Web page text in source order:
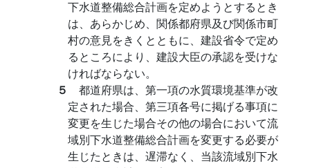
下水道整備総合計画を定めようとするとき
は、あらかじめ、関係都府県及び関係市町
村の意見をきくとともに、建設省令で定め
るところにより、建設大臣の承認を受けな
ければならない。
５ 都道府県は、第一項の水質環境基準が改
定された場合、第三項各号に掲げる事項に
変更を生じた場合その他の場合において流
域別下水道整備総合計画を変更する必要が
生じたときは、遅滞なく、当該流域別下水